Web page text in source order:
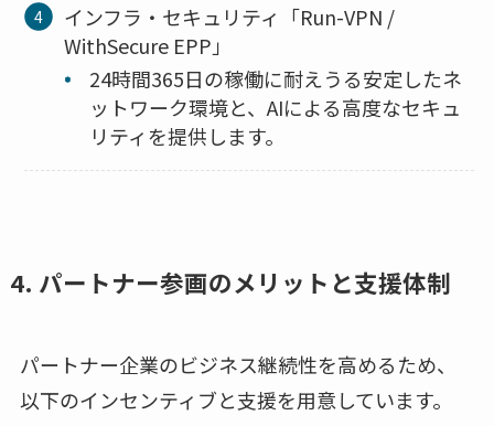
インフラ・セキュリティ「Run-VPN /
WithSecure EPP」
24時間365日の稼働に耐えうる安定したネ
ットワーク環境と、AIによる高度なセキュ
リティを提供します。
4. パートナー参画のメリットと支援体制
パートナー企業のビジネス継続性を高めるため、
以下のインセンティブと支援を用意しています。